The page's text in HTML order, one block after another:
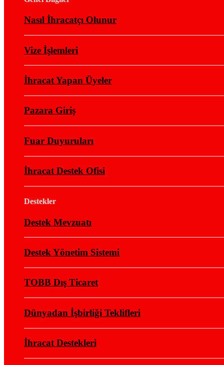
Nasıl İhracatçı Olunur
Vize İşlemleri
İhracat Yapan Üyeler
Pazara Giriş
Fuar Duyuruları
İhracat Destek Ofisi
Destekler
Destek Mevzuatı
Destek Yönetim Sistemi
TOBB Dış Ticaret
Dünyadan İşbirliği Teklifleri
İhracat Destekleri